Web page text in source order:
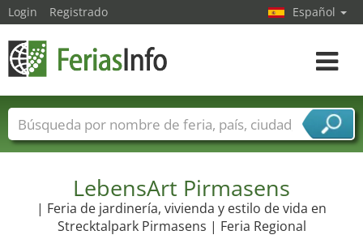
LebensArt Pirmasens
| Feria de jardinería, vivienda y estilo de vida en
Strecktalpark Pirmasens | Feria Regional
Login Registrado Español
toggle
Nombres de ferias Países
Ciudades
Sectores de proveedor de servicios